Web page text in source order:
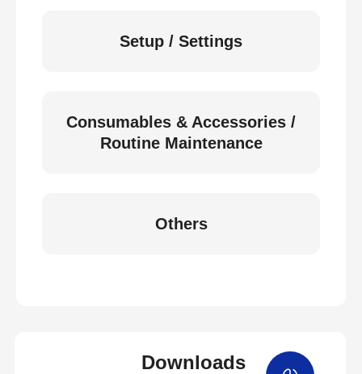
Setup / Settings
Consumables & Accessories /
Routine Maintenance
Others
Downloads